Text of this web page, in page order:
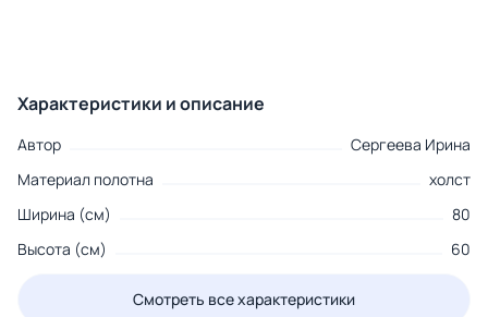
Характеристики и описание
Автор
Сергеева Ирина
Материал полотна
холст
Ширина (см)
80
Высота (см)
60
Смотреть все характеристики